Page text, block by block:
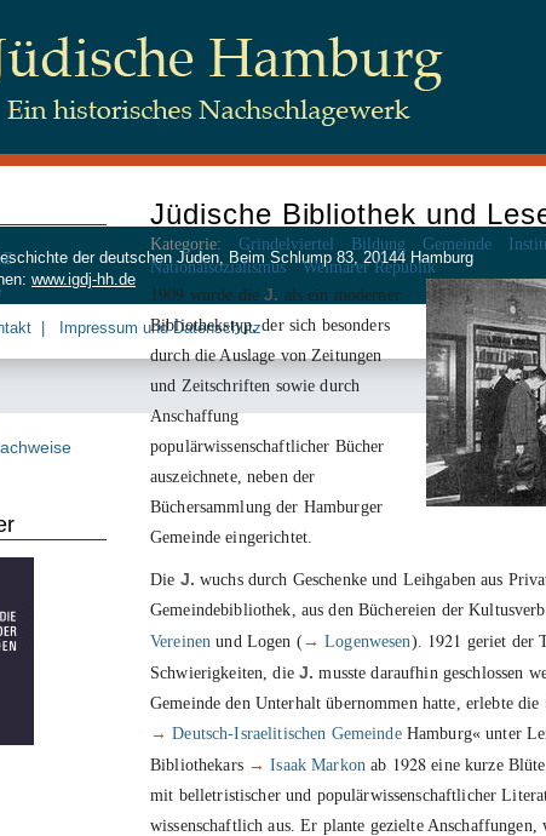
Jüdische Bibliothek und
Kategorie: Grindelviertel Bildung Gemeinde
Nationalsozialismus
Weimarer Republik
1909 wurde dieJ. als ein moderner
Bibliothekstyp, der sich besonders
durch die Auslage von Zeitungen
und Zeitschriften sowie durch
Anschaffung
populärwissenschaftlicher Bücher
auszeichnete, neben der
Büchersammlung der Hamburger
Gemeinde eingerichtet.
Die J. wuchs durch Geschenke und Leihgaben aus
Gemeindebibliothek, aus den Büchereien der
Vereinen und Logen (→ Logenwesen). 1921 geriet der
Schwierigkeiten, die J. musste daraufhin geschlossen
Gemeinde den Unterhalt übernommen hatte, erlebte
→ Deutsch-Israelitischen GemeindeHamburg« unter
Bibliothekars → Isaak Markon ab 1928 eine kurze
mit belletristischer und populärwissenschaftlicher
wissenschaftlich aus. Er plante gezielte Anschaffungen,
Z
der deutschen Juden, Beim Schlump 83, 20144 Hamburg
www.igdj-hh.de
Impressum und Datenschutz